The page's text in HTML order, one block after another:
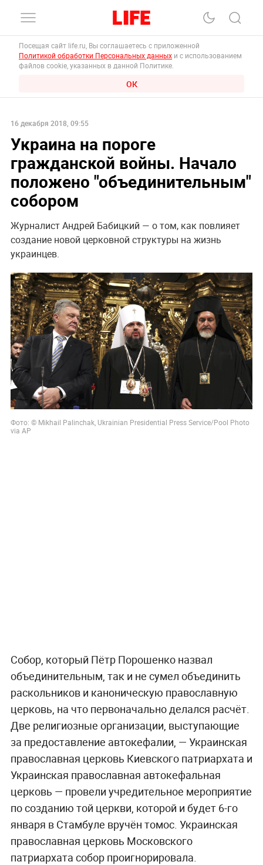
Посещая сайт life.ru, Вы соглашаетесь с приложенной
Политикой обработки Персональных данных и с использованием
файлов cookie, указанных в данной Политике.
ОК
16 декабря 2018, 09:55
Украина на пороге
гражданской войны. Начало
положено "объединительным"
собором
Журналист Андрей Бабицкий — о том, как повлияет
создание новой церковной структуры на жизнь
украинцев.
Фото: © Mikhail Palinchak, Ukrainian Presidential Press Service/Pool Photo
via AP
Собор, который Пётр Порошенко назвал
объединительным, так и не сумел объединить
раскольников и каноническую православную
церковь, на что первоначально делался расчёт.
Две религиозные организации, выступающие
за предоставление автокефалии, — Украинская
православная церковь Киевского патриархата и
Украинская православная автокефальная
церковь — провели учредительное мероприятие
по созданию той церкви, которой и будет 6-го
января в Стамбуле вручён томос. Украинская
православная церковь Московского
патриархата собор проигнорировала.